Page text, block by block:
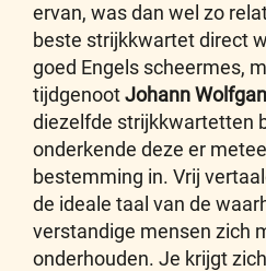
ervan, was dan wel zo
beste strijkkwartet direct
goed Engels scheermes,
tijdgenootJohann
diezelfde strijkkwartetten
onderkende deze er
bestemming in. Vrij
de ideale taal van de
verstandige mensen zich
onderhouden. Je krijgt